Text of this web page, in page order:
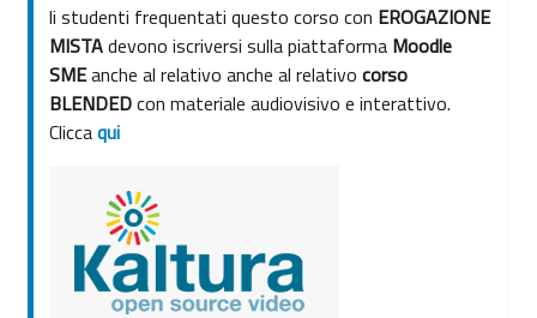
li studenti frequentati questo corso con EROGAZIONE
MISTAdevono iscriversi sulla piattaforma Moodle
SMEanche al relativo anche al relativo corso
BLENDEDcon materiale audiovisivo e interattivo.
Cliccaqui